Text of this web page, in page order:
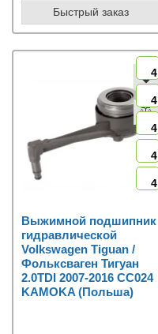
Быстрый заказ
4
4
4
4
4
Выжимной подшипник
гидравлической
Volkswagen Tiguan /
Фольксваген Тигуан
2.0TDI 2007-2016 CC024
KAMOKA (Польша)